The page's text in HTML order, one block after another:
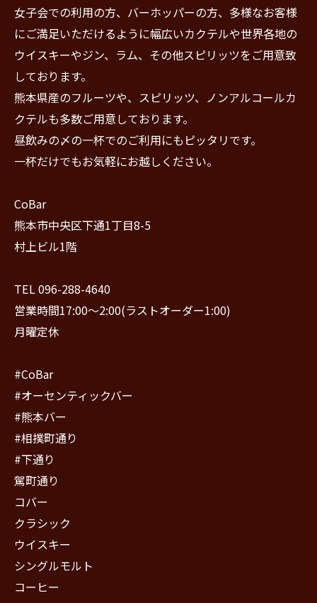
女子会での利用の方、バーホッパーの方、多様なお客様
にご満足いただけるように幅広いカクテルや世界各地の
ウイスキーやジン、ラム、その他スピリッツをご用意致
しております。
熊本県産のフルーツや、スピリッツ、ノンアルコールカ
クテルも多数ご用意しております。
昼飲みの〆の一杯でのご利用にもピッタリです。
一杯だけでもお気軽にお越しください。
CoBar
熊本市中央区下通1丁目8-5
村上ビル1階
TEL 096-288-4640
営業時間17:00〜2:00(ラストオーダー1:00)
月曜定休
#CoBar
#オーセンティックバー
#熊本バー
#相撲町通り
#下通り
駕町通り
コバー
クラシック
ウイスキー
シングルモルト
コーヒー